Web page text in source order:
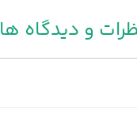
و دیدگاه ها